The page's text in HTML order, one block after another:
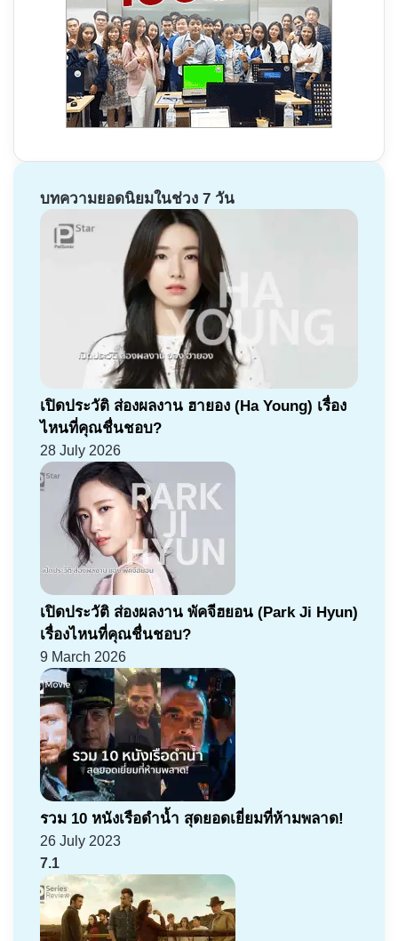
บทความยอดนิยมในช่วง 7 วัน
เปิดประวัติ ส่องผลงาน ฮายอง (Ha Young) เรื่อง
ไหนที่คุณชื่นชอบ?
28 July 2026
เปิดประวัติ ส่องผลงาน พัคจีฮยอน (Park Ji Hyun)
เรื่องไหนที่คุณชื่นชอบ?
9 March 2026
รวม 10 หนังเรือดำน้ำ สุดยอดเยี่ยมที่ห้ามพลาด!
26 July 2023
7.1